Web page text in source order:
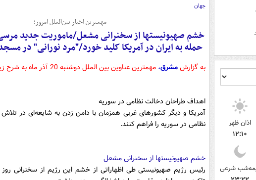
اذان ظهر
۱۲:۱۰
شرعی
جهان
مهمترین اخبار بین‌الملل امروز؛
خشم صهیونیستها از سخنرانی مشعل/ماموریت جدید
حمله به ایران در آمریکا کلید خورد/"مرد نورانی" در
به گزارشمشرق، مهمترین عناوین بین الملل دوشنبه 20 آذر ماه به شرح زیر است:
اهداف طراحان دخالت نظامی در سوریه
آمریکا و دیگر کشورهای غربی همزمان با دامن زدن به شایعه‌ای در
نظامی در سوریه را فراهم کنند.
خشم صهیونیستها از سخنرانی مشعل
رئیس رژیم صهیونیستی طی اظهاراتی از خشم این رژیم از سخنرانی